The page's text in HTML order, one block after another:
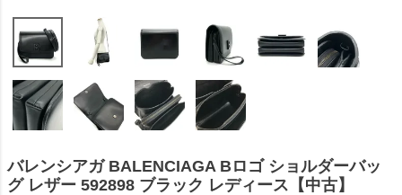
バレンシアガ BALENCIAGA Bロゴ ショルダーバッ
グ レザー 592898 ブラック レディース【中古】